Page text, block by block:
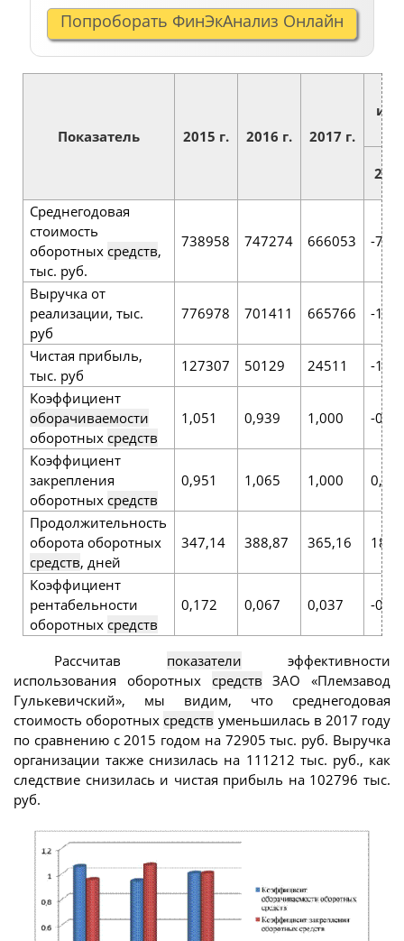
Попроборать ФинЭкАнализ Онлайн
Показатель 2015 г. 2016 г. 2017 г.
Среднегодовая
стоимость
оборотных средств,
тыс. руб.
738958 747274 666053 -
Выручка от
реализации, тыс.
руб
776978 701411 665766 -
Чистая прибыль,
тыс. руб
127307 50129 24511
-
Коэффициент
оборачиваемости
оборотных средств
1,051 0,939 1,000 -
Коэффициент
закрепления
оборотных средств
0,951 1,065 1,000
Продолжительность
оборота оборотных
средств, дней
347,14 388,87 365,16
Коэффициент
рентабельности
оборотных средств
0,172 0,067 0,037 -
Рассчитав показатели эффективности
использования оборотных средств ЗАО «Племзавод
Гулькевичский», мы видим, что среднегодовая
стоимость оборотных средств уменьшилась в 2017 году
по сравнению с 2015 годом на 72905 тыс. руб. Выручка
организации также снизилась на 111212 тыс. руб., как
следствие снизилась и чистая прибыль на 102796 тыс.
руб.